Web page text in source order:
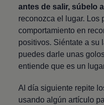
antes de salir, súbelo
reconozca el lugar. Los
comportamiento en
positivos. Siéntate a su
puedes darle unas
entiende que es un
Al día siguiente repite
usando algún artículo